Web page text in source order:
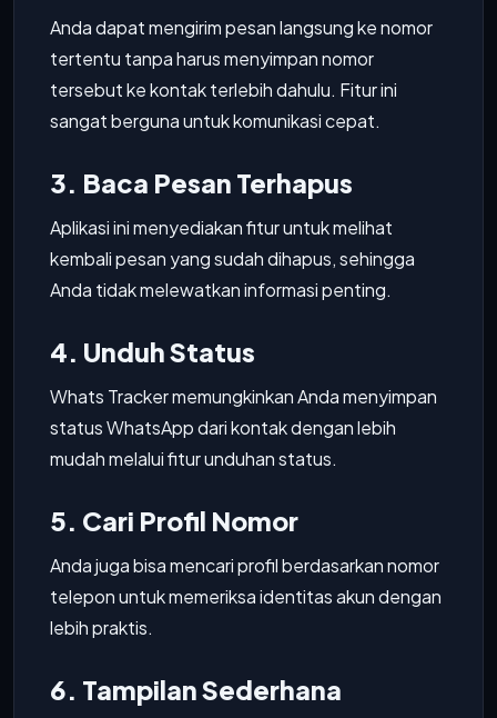
Anda dapat mengirim pesan langsung ke nomor
tertentu tanpa harus menyimpan nomor
tersebut ke kontak terlebih dahulu. Fitur ini
sangat berguna untuk komunikasi cepat.
3. Baca Pesan Terhapus
Aplikasi ini menyediakan fitur untuk melihat
kembali pesan yang sudah dihapus, sehingga
Anda tidak melewatkan informasi penting.
4. Unduh Status
Whats Tracker memungkinkan Anda menyimpan
status WhatsApp dari kontak dengan lebih
mudah melalui fitur unduhan status.
5. Cari Profil Nomor
Anda juga bisa mencari profil berdasarkan nomor
telepon untuk memeriksa identitas akun dengan
lebih praktis.
6. Tampilan Sederhana